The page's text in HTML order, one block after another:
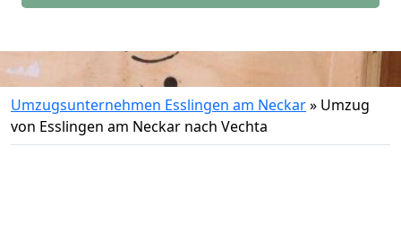
Umzugsunternehmen Esslingen am Neckar» Umzug
von Esslingen am Neckar nach Vechta